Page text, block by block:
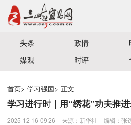
宜昌三峡融媒体中心主办
头条 政情
媒观
时评
首页> 学习强国> 正文
学习进行时｜用“绣花”功夫推
2025-12-16 09:26 来源：新华社 编辑：张